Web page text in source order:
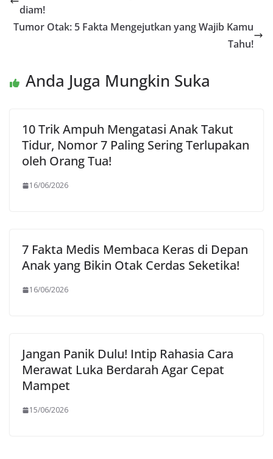
diam!
Tumor Otak: 5 Fakta Mengejutkan yang Wajib Kamu
Tahu!
Anda Juga Mungkin Suka
10 Trik Ampuh Mengatasi Anak Takut
Tidur, Nomor 7 Paling Sering Terlupakan
oleh Orang Tua!
16/06/2026
7 Fakta Medis Membaca Keras di Depan
Anak yang Bikin Otak Cerdas Seketika!
16/06/2026
Jangan Panik Dulu! Intip Rahasia Cara
Merawat Luka Berdarah Agar Cepat
Mampet
15/06/2026